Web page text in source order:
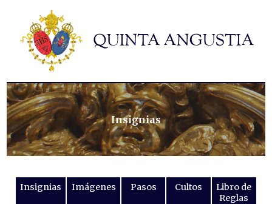
Hermandad
Titulares
Historia y patrimonio
Noticias
Contacto
Formularios
Insignias
Insignias Imágenes Pasos Cultos
Libro de
Reglas